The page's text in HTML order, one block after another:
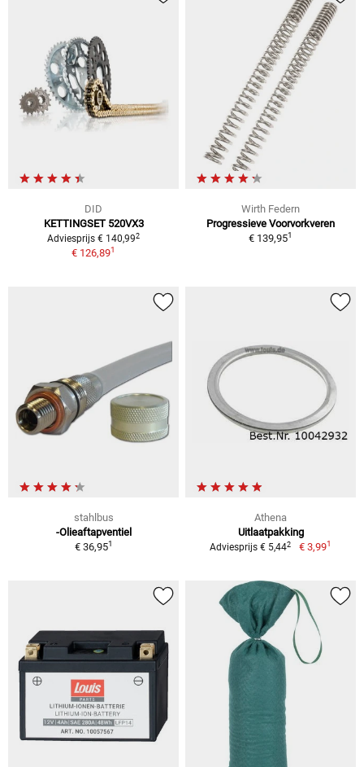
DID
KETTINGSET 520VX3
Adviesprijs € 140,992
€ 126,891
Wirth Federn
Progressieve Voorvorkveren
€ 139,951
stahlbus
-Olieaftapventiel
€ 36,951
Athena
Uitlaatpakking
Adviesprijs € 5,442 € 3,991